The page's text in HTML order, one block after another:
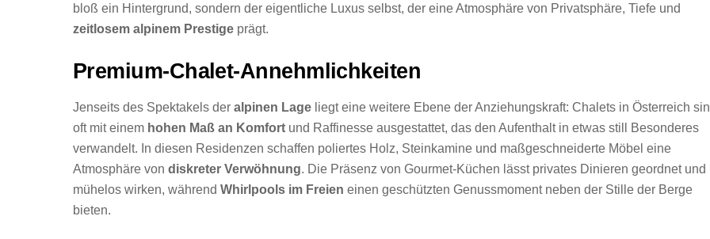
bloß ein Hintergrund, sondern der eigentliche Luxus selbst, der eine Atmosphäre von Privatsphäre, Tiefe und
zeitlosem alpinem Prestige prägt.
Premium-Chalet-Annehmlichkeiten
Jenseits des Spektakels der alpinen Lage liegt eine weitere Ebene der Anziehungskraft: Chalets in Österreich
oft mit einem hohen Maß an Komfort und Raffinesse ausgestattet, das den Aufenthalt in etwas still Besonderes
verwandelt. In diesen Residenzen schaffen poliertes Holz, Steinkamine und maßgeschneiderte Möbel eine
Atmosphäre von diskreter Verwöhnung. Die Präsenz von Gourmet-Küchen lässt privates Dinieren geordnet und
mühelos wirken, während Whirlpools im Freien einen geschützten Genussmoment neben der Stille der Berge
bieten.